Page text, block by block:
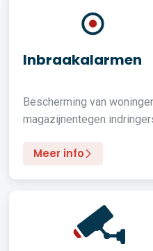
Inbraakalarmen
Bescherming van
magazijnentegen
Meer info